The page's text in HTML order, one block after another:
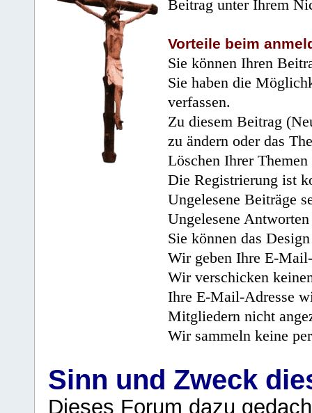
Beitrag unter Ihrem
Vorteile beim
Sie können Ihren
Sie haben die
verfassen.
Zu diesem Beitrag
zu ändern oder das
Löschen Ihrer
Die Registrierung ist
Ungelesene Beiträge
Ungelesene
Sie können das
Wir geben Ihre E-
Wir verschicken
Ihre E-Mail-Adresse
Mitgliedern nicht
Wir sammeln keine
Sinn und Zweck
Dieses Forum dazu